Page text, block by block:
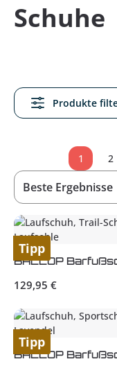
Schuhe
Produkte
Seite
1 2
Tipp
BALLOP
Regulärer Preis:
129,95 €
Tipp
BALLOP